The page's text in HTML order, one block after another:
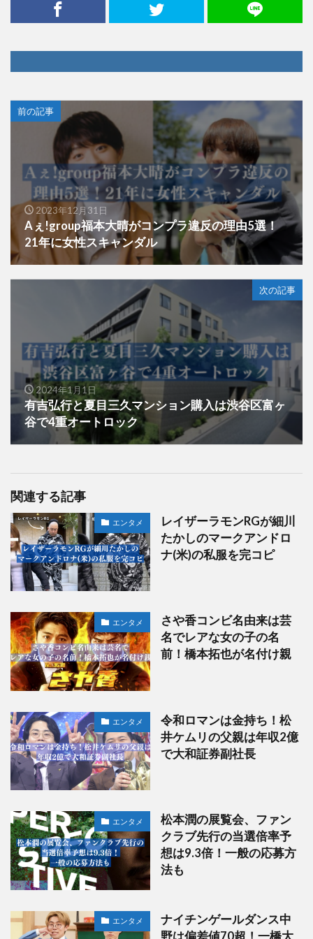
前の記事
2023年12月31日
Aぇ!group福本大晴がコンプラ違反の理由5選！
21年に女性スキャンダル
次の記事
2024年1月1日
有吉弘行と夏目三久マンション購入は渋谷区富ヶ
谷で4重オートロック
関連する記事
エンタメ
レイザーラモンRGが細川
たかしのマークアンドロ
ナ(米)の私服を完コピ
エンタメ
さや香コンビ名由来は芸
名でレアな女の子の名
前！橋本拓也が名付け親
エンタメ
令和ロマンは金持ち！松
井ケムリの父親は年収2億
で大和証券副社長
エンタメ
松本潤の展覧会、ファン
クラブ先行の当選倍率予
想は9.3倍！一般の応募方
法も
エンタメ
ナイチンゲールダンス中
野は偏差値70超！一橋大